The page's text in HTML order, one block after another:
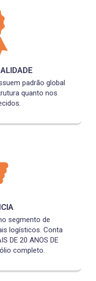
padrão global
quanto nos
segmento de
logísticos. Conta
DE 20 ANOS DE
completo.